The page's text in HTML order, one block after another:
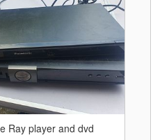
Ray player and dvd